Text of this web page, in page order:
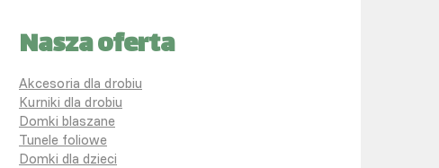
Nasza oferta
Akcesoria dla drobiu
Kurniki dla drobiu
Domki blaszane
Tunele foliowe
Domki dla dzieci